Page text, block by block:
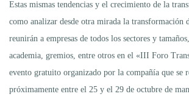
Estas mismas tendencias y el crecimiento de la
como analizar desde otra mirada la transformación
reunirán a empresas de todos los sectores y
academia, gremios, entre otros en el «III Foro
evento gratuito organizado por la compañía que se
próximamente entre el 25 y el 29 de octubre de